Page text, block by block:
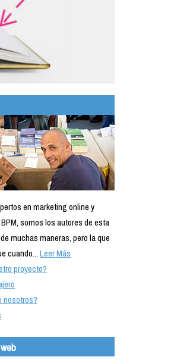
en marketing online y
somos los autores de esta
muchas maneras, pero la que
cuando...Leer Más
proyecto?
nosotros?